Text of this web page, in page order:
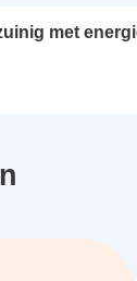
met